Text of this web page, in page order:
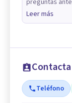
Leer más
Teléfono